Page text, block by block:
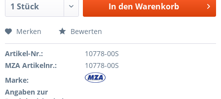
In den Warenkorb
Merken Bewerten
Artikel-Nr.:
10778-00S
MZA Artikelnr.:
10778-00S
Marke:
Angaben zur